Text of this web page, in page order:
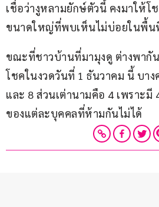
เชื่อว่างูหลามยักษ์ตัวนี้ คงมาให้โ
ขนาดใหญ่ที่พบเห็นไม่บ่อยในพื้น
ขณะที่ชาวบ้านที่มามุงดู ต่างพากัน
โชคในงวดวันที่ 1 ธันวาคม นี้ บา
และ 8 ส่วนเต่านามคือ 4 เพราะมี
ของแต่ละบุคคลที่ห้ามกันไม่ได้